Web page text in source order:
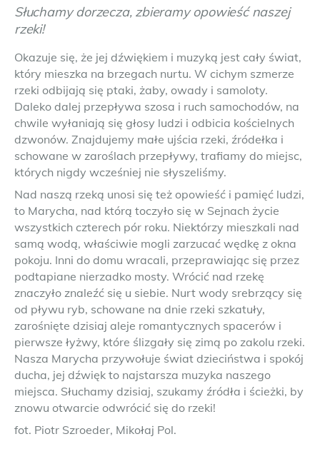
Słuchamy dorzecza, zbieramy opowieść naszej
rzeki!
Okazuje się, że jej dźwiękiem i muzyką jest cały świat,
który mieszka na brzegach nurtu. W cichym szmerze
rzeki odbijają się ptaki, żaby, owady i samoloty.
Daleko dalej przepływa szosa i ruch samochodów, na
chwile wyłaniają się głosy ludzi i odbicia kościelnych
dzwonów. Znajdujemy małe ujścia rzeki, źródełka i
schowane w zaroślach przepływy, trafiamy do miejsc,
których nigdy wcześniej nie słyszeliśmy.
Nad naszą rzeką unosi się też opowieść i pamięć ludzi,
to Marycha, nad którą toczyło się w Sejnach życie
wszystkich czterech pór roku. Niektórzy mieszkali nad
samą wodą, właściwie mogli zarzucać wędkę z okna
pokoju. Inni do domu wracali, przeprawiając się przez
podtapiane nierzadko mosty. Wrócić nad rzekę
znaczyło znaleźć się u siebie. Nurt wody srebrzący się
od pływu ryb, schowane na dnie rzeki szkatuły,
zarośnięte dzisiaj aleje romantycznych spacerów i
pierwsze łyżwy, które ślizgały się zimą po zakolu rzeki.
Nasza Marycha przywołuje świat dzieciństwa i spokój
ducha, jej dźwięk to najstarsza muzyka naszego
miejsca. Słuchamy dzisiaj, szukamy źródła i ścieżki, by
znowu otwarcie odwrócić się do rzeki!
fot. Piotr Szroeder, Mikołaj Pol.